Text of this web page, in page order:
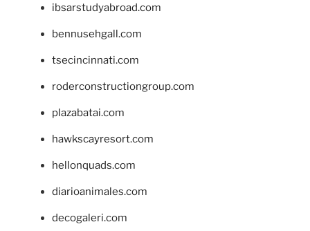
ibsarstudyabroad.com
bennusehgall.com
tsecincinnati.com
roderconstructiongroup.com
plazabatai.com
hawkscayresort.com
hellonquads.com
diarioanimales.com
decogaleri.com